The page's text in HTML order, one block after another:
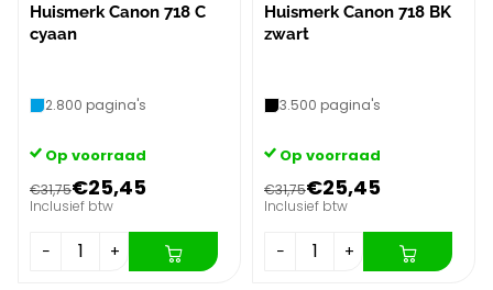
Huismerk Canon 718 C
cyaan
2.800 pagina's
Op voorraad
€31,75€25,45
Inclusief btw
− +
Huismerk Canon 718 BK
zwart
3.500 pagina's
Op voorraad
€31,75€25,45
Inclusief btw
− +